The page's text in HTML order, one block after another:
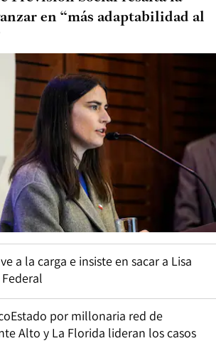
en “más adaptabilidad al
a la carga e insiste en sacar a Lisa
por millonaria red de
Alto y La Florida lideran los casos